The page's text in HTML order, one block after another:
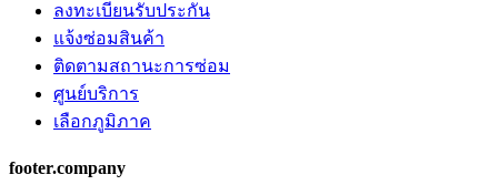
ลงทะเบียนรับประกัน
แจ้งซ่อมสินค้า
ติดตามสถานะการซ่อม
ศูนย์บริการ
เลือกภูมิภาค
footer.company